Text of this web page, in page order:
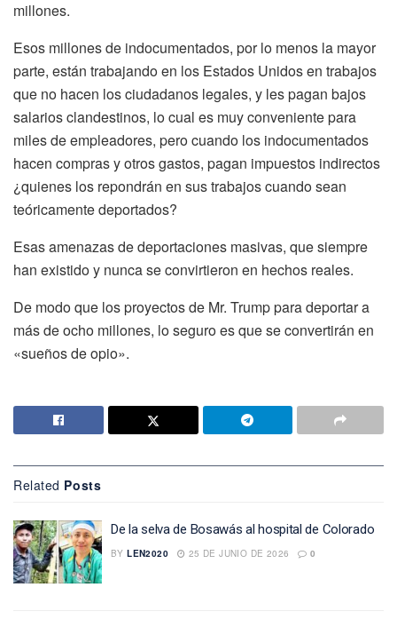
millones.
Esos millones de indocumentados, por lo menos la mayor
parte, están trabajando en los Estados Unidos en trabajos
que no hacen los ciudadanos legales, y les pagan bajos
salarios clandestinos, lo cual es muy conveniente para
miles de empleadores, pero cuando los indocumentados
hacen compras y otros gastos, pagan impuestos indirectos
¿quienes los repondrán en sus trabajos cuando sean
teóricamente deportados?
Esas amenazas de deportaciones masivas, que siempre
han existido y nunca se convirtieron en hechos reales.
De modo que los proyectos de Mr. Trump para deportar a
más de ocho millones, lo seguro es que se convertirán en
«sueños de opio».
Related Posts
De la selva de Bosawás al hospital de Colorado
BY LEN2020 25 DE JUNIO DE 2026 0